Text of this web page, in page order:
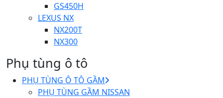
GS450H
LEXUS NX
NX200T
NX300
Phụ tùng ô tô
PHỤ TÙNG Ô TÔ GẦM
PHỤ TÙNG GẦM NISSAN